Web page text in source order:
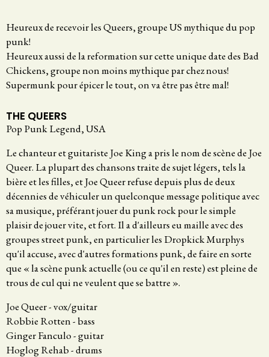
Heureux de recevoir les Queers, groupe US mythique du pop
punk!
Heureux aussi de la reformation sur cette unique date des Bad
Chickens, groupe non moins mythique par chez nous!
Supermunk pour épicer le tout, on va être pas être mal!
THE QUEERS
Pop Punk Legend, USA
Le chanteur et guitariste Joe King a pris le nom de scène de Joe
Queer. La plupart des chansons traite de sujet légers, tels la
bière et les filles, et Joe Queer refuse depuis plus de deux
décennies de véhiculer un quelconque message politique avec
sa musique, préférant jouer du punk rock pour le simple
plaisir de jouer vite, et fort. Il a d'ailleurs eu maille avec des
groupes street punk, en particulier les Dropkick Murphys
qu'il accuse, avec d'autres formations punk, de faire en sorte
que « la scène punk actuelle (ou ce qu'il en reste) est pleine de
trous de cul qui ne veulent que se battre ».
Joe Queer - vox/guitar
Robbie Rotten - bass
Ginger Fanculo - guitar
Hoglog Rehab - drums